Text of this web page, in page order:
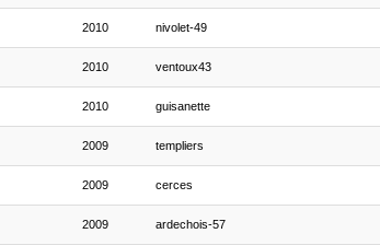
2010 nivolet-49
2010 ventoux43
2010 guisanette
2009 templiers
2009 cerces
2009 ardechois-57